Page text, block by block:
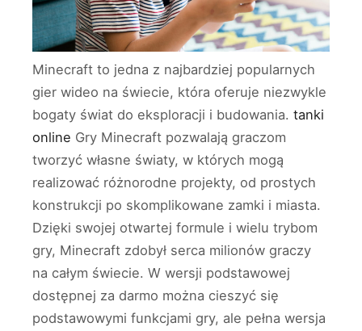
Minecraft to jedna z najbardziej popularnych
gier wideo na świecie, która oferuje niezwykle
bogaty świat do eksploracji i budowania. tanki
online Gry Minecraft pozwalają graczom
tworzyć własne światy, w których mogą
realizować różnorodne projekty, od prostych
konstrukcji po skomplikowane zamki i miasta.
Dzięki swojej otwartej formule i wielu trybom
gry, Minecraft zdobył serca milionów graczy
na całym świecie. W wersji podstawowej
dostępnej za darmo można cieszyć się
podstawowymi funkcjami gry, ale pełna wersja